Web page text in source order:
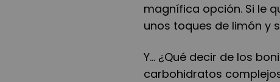
magnífica opción. Si le
unos toques de limón y
Y... ¿Qué decir de los
carbohidratos